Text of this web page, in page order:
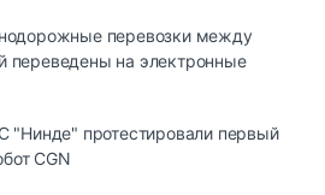
перевозки между
переведены на электронные
"Нинде" протестировали первый
CGN